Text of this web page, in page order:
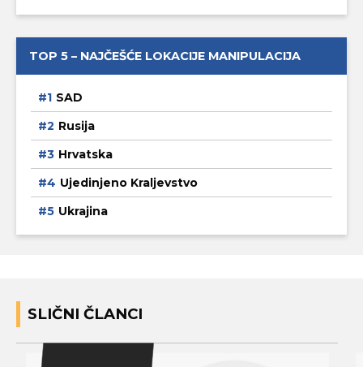
TOP 5 – NAJČEŠĆE LOKACIJE MANIPULACIJA
SAD
Rusija
Hrvatska
Ujedinjeno Kraljevstvo
Ukrajina
SLIČNI ČLANCI